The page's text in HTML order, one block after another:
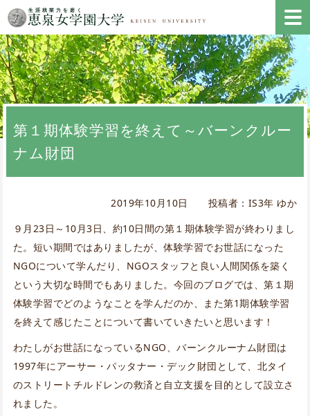
第１期体験学習を終えて～バーンクルー
ナム財団
2019年10月10日 投稿者：IS3年 ゆか
９月23日～10月3日、約10日間の第１期体験学習が終わりまし
た。短い期間ではありましたが、体験学習でお世話になった
NGOについて学んだり、NGOスタッフと良い人間関係を築く
という大切な時間でもありました。今回のブログでは、第１期
体験学習でどのようなことを学んだのか、また第1期体験学習
を終えて感じたことについて書いていきたいと思います！
わたしがお世話になっているNGO、バーンクルーナム財団は
1997年にアーサー・パッタナー・デック財団として、北タイ
のストリートチルドレンの救済と自立支援を目的として設立さ
れました。